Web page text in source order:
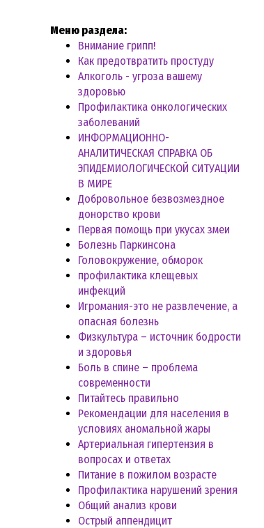
Меню раздела:
Внимание грипп!
Как предотвратить простуду
Алкоголь - угроза вашему
здоровью
Профилактика онкологических
заболеваний
ИНФОРМАЦИОННО-
АНАЛИТИЧЕСКАЯ СПРАВКА ОБ
ЭПИДЕМИОЛОГИЧЕСКОЙ СИТУАЦИИ
В МИРЕ
Добровольное безвозмездное
донорство крови
Первая помощь при укусах змеи
Болезнь Паркинсона
Головокружение, обморок
профилактика клещевых
инфекций
Игромания-это не развлечение, а
опасная болезнь
Физкультура – источник бодрости
и здоровья
Боль в спине – проблема
современности
Питайтесь правильно
Рекомендации для населения в
условиях аномальной жары
Артериальная гипертензия в
вопросах и ответах
Питание в пожилом возрасте
Профилактика нарушений зрения
Общий анализ крови
Острый аппендицит